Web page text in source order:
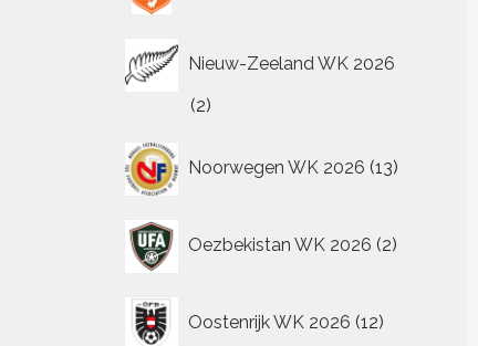
Nieuw-Zeeland WK 2026
22
Noorwegen WK 2026 13
producten
Oezbekistan WK 2026 2
producten
Oostenrijk WK 2026 12
producten